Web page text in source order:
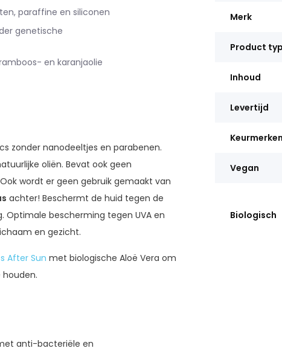
paraffine en siliconen
genetische
en karanjaolie
zonder nanodeeltjes en parabenen.
oliën. Bevat ook geen
wordt er geen gebruik gemaakt van
achter! Beschermt de huid tegen de
Optimale bescherming tegen UVA en
en gezicht.
After Sun met biologische Aloë Vera om
anti-bacteriële en
Merk
Product
Inhoud
Levertijd
Keurmerken
Vegan
Biologisch